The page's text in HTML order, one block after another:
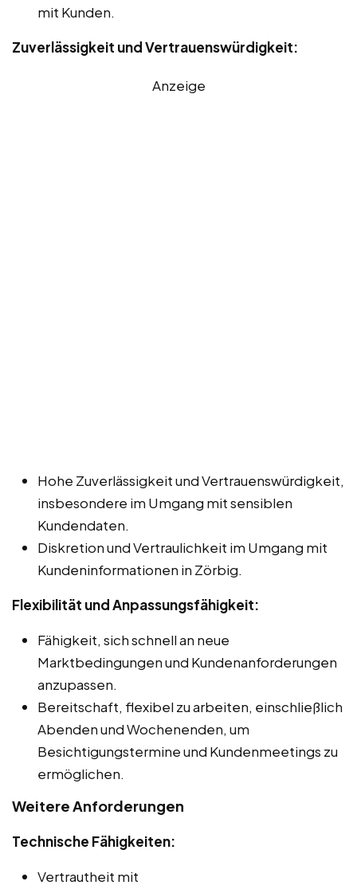
mit Kunden.
Zuverlässigkeit und Vertrauenswürdigkeit:
Anzeige
Hohe Zuverlässigkeit und Vertrauenswürdigkeit,
insbesondere im Umgang mit sensiblen
Kundendaten.
Diskretion und Vertraulichkeit im Umgang mit
Kundeninformationen in Zörbig.
Flexibilität und Anpassungsfähigkeit:
Fähigkeit, sich schnell an neue
Marktbedingungen und Kundenanforderungen
anzupassen.
Bereitschaft, flexibel zu arbeiten, einschließlich
Abenden und Wochenenden, um
Besichtigungstermine und Kundenmeetings zu
ermöglichen.
Weitere Anforderungen
Technische Fähigkeiten:
Vertrautheit mit